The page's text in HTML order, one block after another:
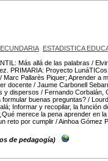
ESTADISTICA
Más allá de las palabras /
PRIMARIA: Proyecto
Pallarès Piquer; Aprender a
docente / Jaume Carbonell
y dispersos / Fernando Corbalán,
buenas preguntas? /
Informar y recopilar, la función
merece la pena aprender en
reto por cumplir / Ainhoa Gómez
de pedagogía)